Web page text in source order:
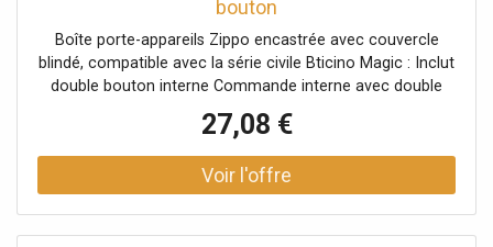
bouton
Boîte porte-appareils Zippo encastrée avec couvercle
blindé, compatible avec la série civile Bticino Magic : Inclut
double bouton interne Commande interne avec double
bouton (ouverture moteur électrique) 1 module vide pour
intégration (exemple clé électronique alarme) Serrure
codée avec 2 clés incluses Degré de protection IP40
Matériau robuste : Zama Couleur : gris micacé Dimensions
27,08 €